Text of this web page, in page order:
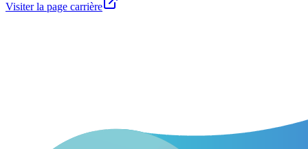
Visiter la page carrière